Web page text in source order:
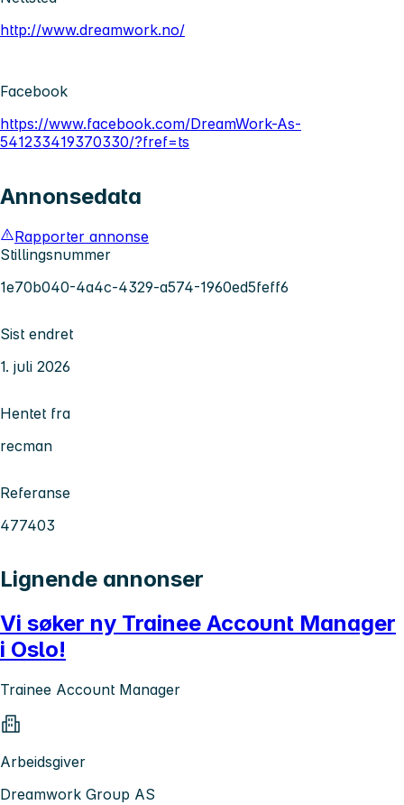
http://www.dreamwork.no/
Facebook
https://www.facebook.com/DreamWork-As-
541233419370330/?fref=ts
Annonsedata
Rapporter annonse
Stillingsnummer
1e70b040-4a4c-4329-a574-1960ed5feff6
Sist endret
1. juli 2026
Hentet fra
recman
Referanse
477403
Lignende annonser
Vi søker ny Trainee Account Manager
i Oslo!
Trainee Account Manager
Arbeidsgiver
Dreamwork Group AS